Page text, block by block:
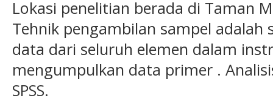
Lokasi penelitian berada di Taman
Tehnik pengambilan sampel
data dari seluruh elemen dalam
mengumpulkan data primer .
SPSS.